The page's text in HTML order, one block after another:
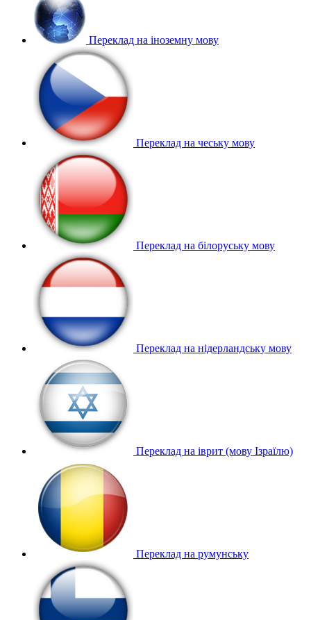
Переклад на іноземну мову
Переклад на чеську мову
Переклад на білоруську мову
Переклад на нідерландську мову
Переклад на іврит (мову Ізраїлю)
Переклад на румунську